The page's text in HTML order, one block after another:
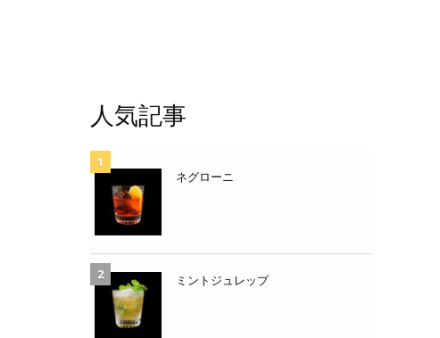
人気記事
ネグローニ
ミントジュレップ